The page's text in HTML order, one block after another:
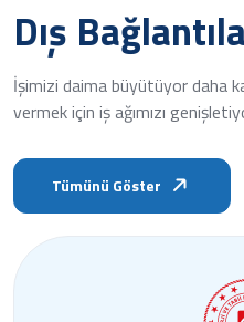
Dış
İşimizi daima büyütüyor daha
vermek için iş ağımızı
Tümünü Göster